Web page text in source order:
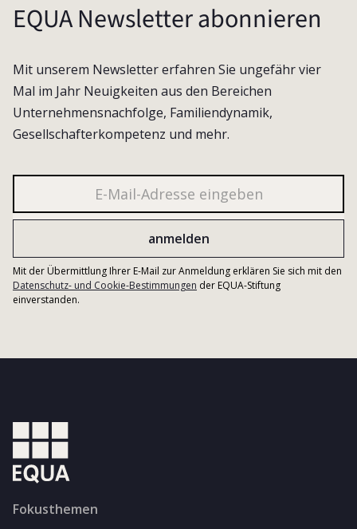
EQUA Newsletter abonnieren
Mit unserem Newsletter erfahren Sie ungefähr vier
Mal im Jahr Neuigkeiten aus den Bereichen
Unternehmensnachfolge, Familiendynamik,
Gesellschafterkompetenz und mehr.
Mit der Übermittlung Ihrer E-Mail zur Anmeldung erklären Sie sich mit den
Datenschutz- und Cookie-Bestimmungen der EQUA-Stiftung
einverstanden.
Fokusthemen